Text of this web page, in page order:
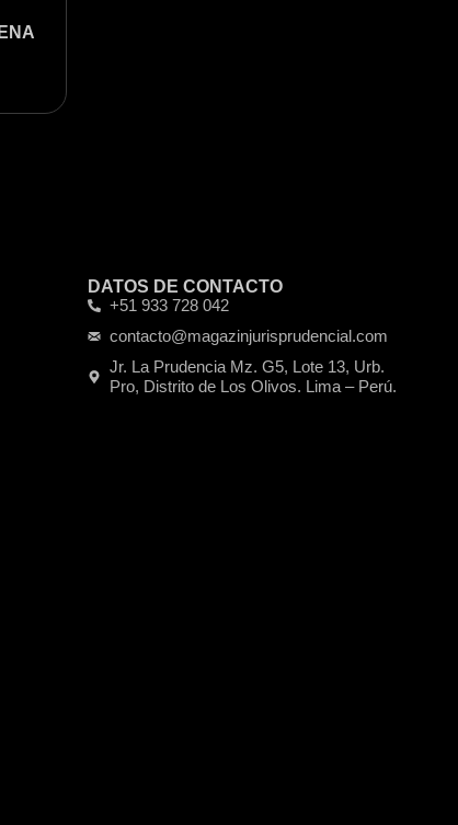
DATOS DE CONTACTO
+51 933 728 042
contacto@magazinjurisprudencial.com
Jr. La Prudencia Mz. G5, Lote 13, Urb.
Pro, Distrito de Los Olivos. Lima – Perú.